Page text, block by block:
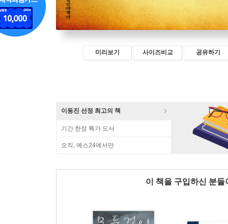
미리보기 사이즈비교 공유하기
이동진 선정 최고의 책
기간 한정 특가 도서
오직, 예스24에서만
이 책을 구입하신 분